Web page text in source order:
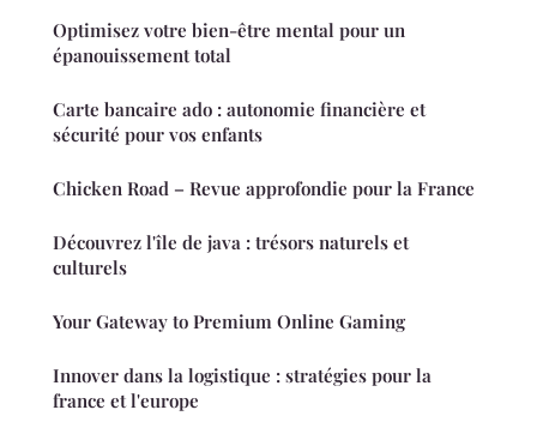
Optimisez votre bien-être mental pour un
épanouissement total
Carte bancaire ado : autonomie financière et
sécurité pour vos enfants
Chicken Road – Revue approfondie pour la France
Découvrez l'île de java : trésors naturels et
culturels
Your Gateway to Premium Online Gaming
Innover dans la logistique : stratégies pour la
france et l'europe